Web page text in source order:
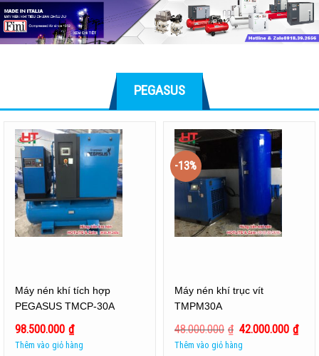
PEGASUS
Máy nén khí tích hợp
PEGASUS TMCP-30A
98.500.000 ₫
Thêm vào giỏ hàng
-13%
Máy nén khí trục vít
TMPM30A
48.000.000 ₫ 42.000.000 ₫
Thêm vào giỏ hàng